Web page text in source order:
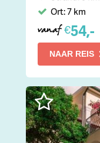
Ort: 7 km
vanaf €54,-
NAAR REIS